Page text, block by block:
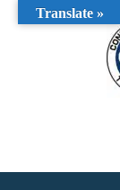
Translate »